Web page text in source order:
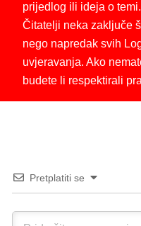
prijedlog ili ideja o
Čitatelji neka zaključe
nego napredak svih
uvjeravanja. Ako
budete li respektirali
Pretplatiti se